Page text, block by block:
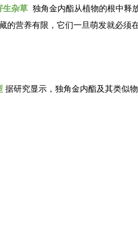
生杂草 独角金内酯从植物的根中释
的营养有限，它们一旦萌发就必
据研究显示，独角金内酯及其类似